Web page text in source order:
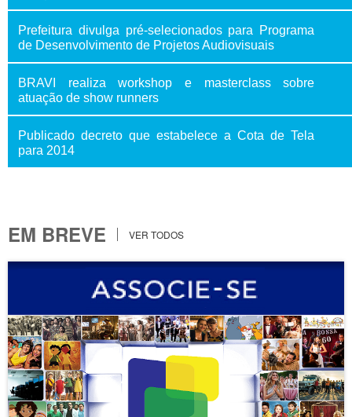
Prefeitura divulga pré-selecionados para Programa
de Desenvolvimento de Projetos Audiovisuais
BRAVI realiza workshop e masterclass sobre
atuação de show runners
Publicado decreto que estabelece a Cota de Tela
para 2014
EM BREVE VER TODOS